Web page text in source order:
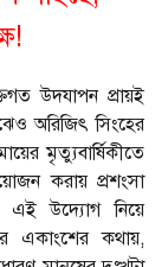
উদযাপন প্রায়ই
অরিজিৎ সিংহের
মৃত্যুবার্ষিকীতে
করায় প্রশংসা
এই উদ্যোগ নিয়ে
একাংশের কথায়,